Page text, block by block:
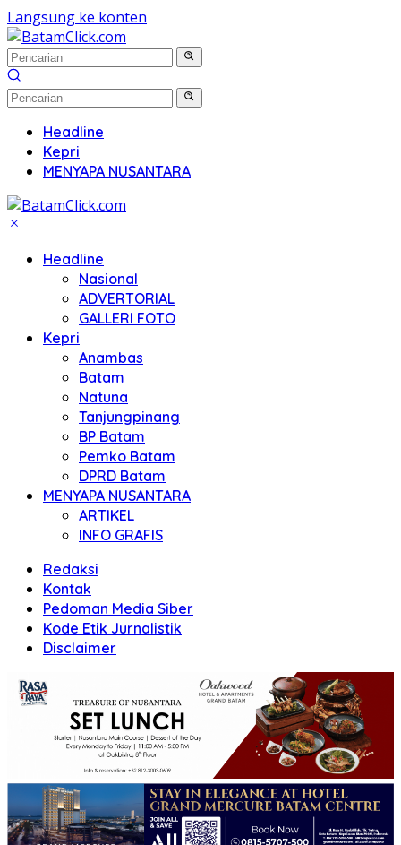
Langsung ke konten
Headline
Kepri
MENYAPA NUSANTARA
Headline
Nasional
ADVERTORIAL
GALLERI FOTO
Kepri
Anambas
Batam
Natuna
Tanjungpinang
BP Batam
Pemko Batam
DPRD Batam
MENYAPA NUSANTARA
ARTIKEL
INFO GRAFIS
Redaksi
Kontak
Pedoman Media Siber
Kode Etik Jurnalistik
Disclaimer